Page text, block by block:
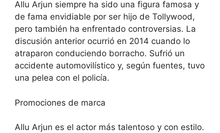
Allu Arjun siempre ha sido una figura famosa y
de fama envidiable por ser hijo de Tollywood,
pero también ha enfrentado controversias. La
discusión anterior ocurrió en 2014 cuando lo
atraparon conduciendo borracho. Sufrió un
accidente automovilístico y, según fuentes, tuvo
una pelea con el policía.
Promociones de marca
Allu Arjun es el actor más talentoso y con estilo.